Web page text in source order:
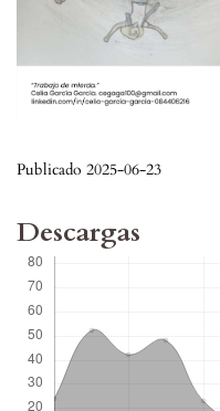
Publicado 2025-06-23
Descargas